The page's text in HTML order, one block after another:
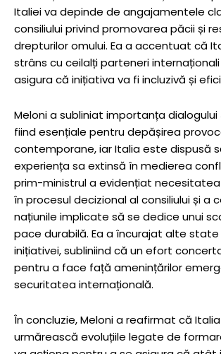
Italiei va depinde de angajamentele
consiliului privind promovarea păcii și
drepturilor omului. Ea a accentuat că
strâns cu ceilalți parteneri
asigura că inițiativa va fi incluzivă și
Meloni a subliniat importanța
fiind esențiale pentru depășirea
contemporane, iar Italia este dispusă
experiența sa extinsă în medierea
prim-ministrul a evidențiat
în procesul decizional al consiliului și a
națiunile implicate să se dedice unui
pace durabilă. Ea a încurajat alte
inițiativei, subliniind că un efort
pentru a face față amenințărilor
securitatea internațională.
În concluzie, Meloni a reafirmat că
urmărească evoluțiile legate de